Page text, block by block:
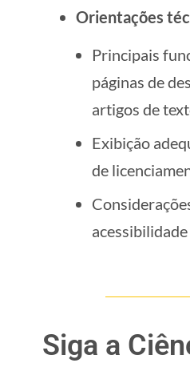
Orientações
Principais
páginas de
artigos de
Exibição
de
acessibilidade
Siga a